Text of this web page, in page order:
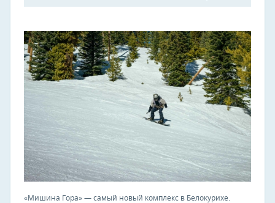
«Мишина Гора» — самый новый комплекс в Белокурихе.